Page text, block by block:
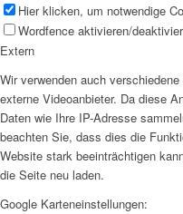
Hier klicken, um notwendige
Wordfence aktivieren/
Extern
Wir verwenden auch
externe Videoanbieter. Da diese
Daten wie Ihre IP-Adresse
beachten Sie, dass dies die
Website stark beeinträchtigen
die Seite neu laden.
Google Karteneinstellungen: